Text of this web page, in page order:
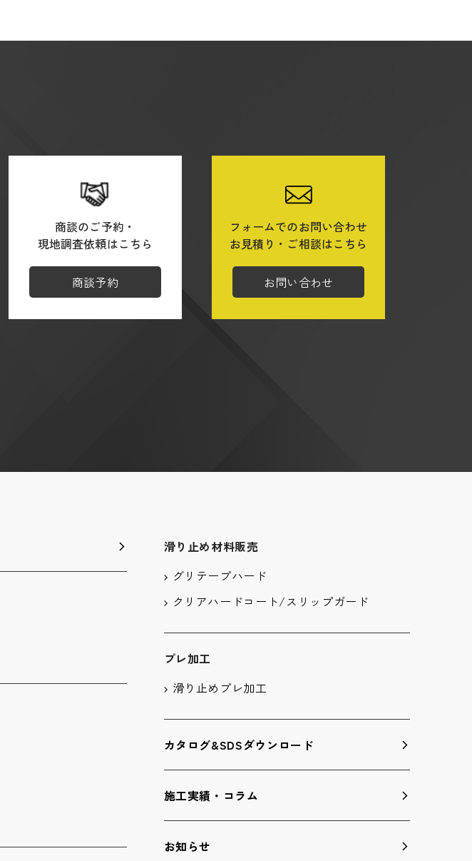
商談のご予約・
現地調査依頼はこちら
商談予約
フォームでのお問い合わせ
お見積り・ご相談はこちら
お問い合わせ
滑り止め材料販売
グリテープハード
クリアハードコート/スリップガード
プレ加工
滑り止めプレ加工
カタログ&SDSダウンロード
施工実績・コラム
お知らせ